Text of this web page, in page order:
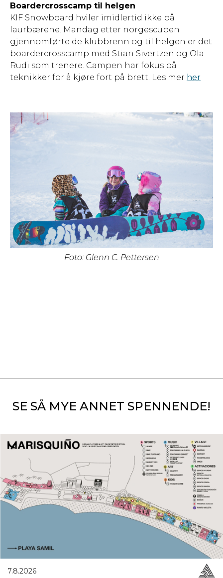
Boardercrosscamp til helgen
KIF Snowboard hviler imidlertid ikke på
laurbærene. Mandag etter norgescupen
gjennomførte de klubbrenn og til helgen er det
boardercrosscamp med Stian Sivertzen og Ola
Rudi som trenere. Campen har fokus på
teknikker for å kjøre fort på brett. Les mer her
Foto: Glenn C. Pettersen
SE SÅ MYE ANNET SPENNENDE!
7.8.2026